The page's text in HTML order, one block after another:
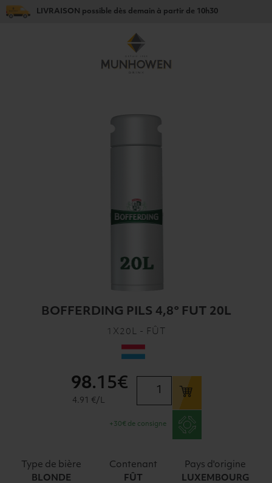
LIVRAISON possible dès demain à partir de 10h30
BOFFERDING PILS 4,8° FUT 20L
1X20L - FÛT
BOFFERDING
PILS
20L
98.15€
4.91 €/L
+30€ de consigne
Type de bière
BLONDE
Contenant
FÛT
Pays d'origine
LUXEMBOURG